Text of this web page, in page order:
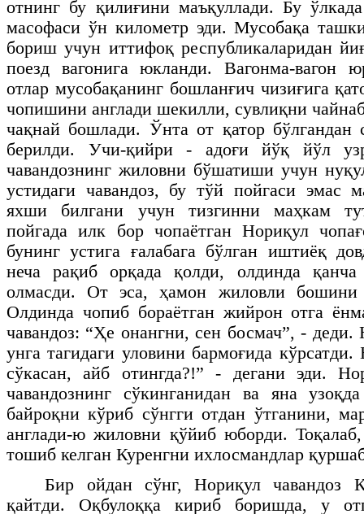
отнинг бу қилиғини маъқуллади. Бу ўлкада
масофаси ўн километр эди. Мусобақа
бориш учун иттифоқ республикаларидан
поезд вагонига юкланди. Вагонма-вагон
отлар мусобақанинг бошланғич чизиғига
чопишини англади шекилли, сувлиқни
чақнай бошлади. Ўнта от қатор бўлгандан
берилди. Учи-қийри - адоғи йўқ йўл
чавандознинг жиловни бўшатиши учун
устидаги чавандоз, бу тўй пойгаси эмас
яхши билгани учун тизгинни маҳкам
пойгада илк бор чопаётган Нориқул
бунинг устига ғалабага бўлган иштиёқ
неча рақиб орқада қолди, олдинда
олмасди. От эса, ҳамон жиловли бошини
Олдинда чопиб бораётган жийрон отга
чавандоз: “Ҳе онангни, сен босмач”, - деди.
унга тагидаги уловини бармоғида
сўкасан, айб отингда?!” - дегани эди.
чавандознинг сўкинганидан ва яна
байроқни кўриб сўнгги отдан ўтганини,
англади-ю жиловни қўйиб юборди.
тошиб келган Куренгни ихлосмандлар
Бир ойдан сўнг, Нориқул чавандоз
қайтди. Оқбулоққа кириб боришда, у